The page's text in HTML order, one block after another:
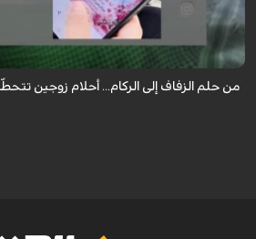
وملابس وجهاز العرس، لكن قبل ساعات من الموعد
ليفقدا كل شيء ...
من حلم الزفاف إلى الركام... أحلام زوجين